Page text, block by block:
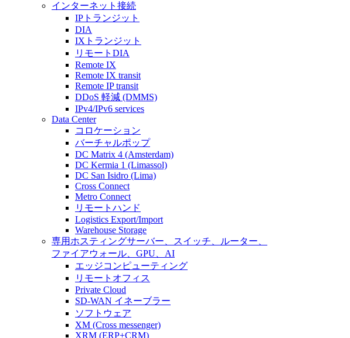
インターネット接続
IPトランジット
DIA
IXトランジット
リモートDIA
Remote IX
Remote IX transit
Remote IP transit
DDoS 軽減 (DMMS)
IPv4/IPv6 services
Data Center
コロケーション
バーチャルポップ
DC Matrix 4 (Amsterdam)
DC Kermia 1 (Limassol)
DC San Isidro (Lima)
Cross Connect
Metro Connect
リモートハンド
Logistics Export/Import
Warehouse Storage
専用ホスティングサーバー、スイッチ、ルーター、
ファイアウォール、GPU、AI
エッジコンピューティング
リモートオフィス
Private Cloud
SD-WAN イネーブラー
ソフトウェア
XM (Cross messenger)
XRM (ERP+CRM)